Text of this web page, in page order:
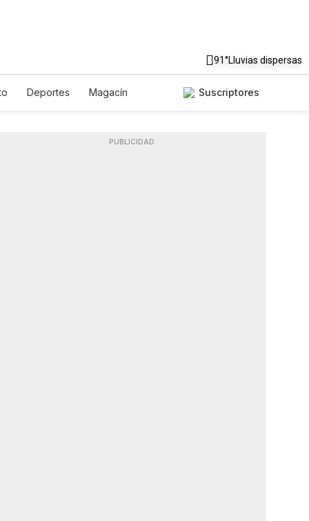
91°Lluvias dispersas
Deportes
Magacín
Suscriptores
PUBLICIDAD